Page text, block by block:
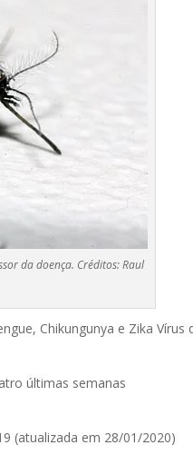
da doença. Créditos: Raul
Chikungunya e Zika Vírus
últimas semanas
(atualizada em 28/01/2020)